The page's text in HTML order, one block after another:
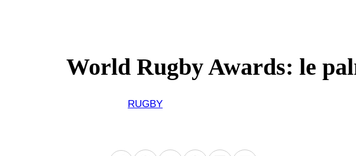
World Rugby Awards: le
RUGBY